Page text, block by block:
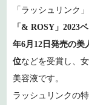
「ラッシュリンク
「& ROSY」2023
年6月12日発売の美
位などを受賞し、
美容液です。
ラッシュリンクの